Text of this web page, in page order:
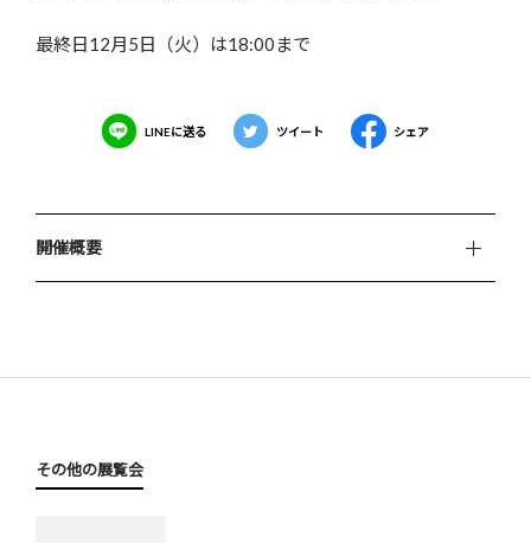
最終日12月5日（火）は18:00まで
LINEに送る ツイート シェア
開催概要
その他の展覧会